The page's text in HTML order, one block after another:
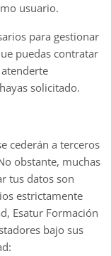
usuario.
para gestionar
puedas contratar
solicitado.
cederán a terceros
obstante, muchas
tus datos son
estrictamente
Esatur Formación
bajo sus